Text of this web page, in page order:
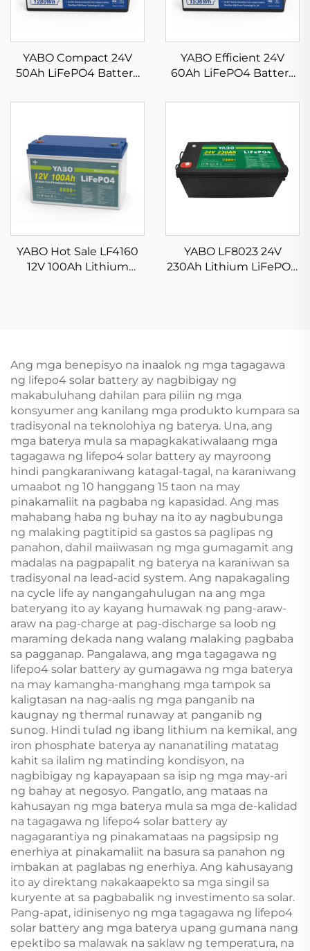
YABO Compact 24V
50Ah LiFePO4 Battery
Iron Phosphate Battery
Generator, at Portable
Power System
YABO Efficient 24V
60Ah LiFePO4 Battery
Lithium Iron Phosphate
Solar Storage
YABO Hot Sale LF4160
12V 100Ah Lithium
YABO LF8023 24V
230Ah Lithium LiFePO4
Ang mga benepisyo na inaalok ng mga tagagawa
ng lifepo4 solar battery ay nagbibigay ng
makabuluhang dahilan para piliin ng mga
konsyumer ang kanilang mga produkto kumpara sa
tradisyonal na teknolohiya ng baterya. Una, ang
mga baterya mula sa mapagkakatiwalaang mga
tagagawa ng lifepo4 solar battery ay mayroong
hindi pangkaraniwang katagal-tagal, na karaniwang
umaabot ng 10 hanggang 15 taon na may
pinakamaliit na pagbaba ng kapasidad. Ang mas
mahabang haba ng buhay na ito ay nagbubunga
ng malaking pagtitipid sa gastos sa paglipas ng
panahon, dahil maiiwasan ng mga gumagamit ang
madalas na pagpapalit ng baterya na karaniwan sa
tradisyonal na lead-acid system. Ang napakagaling
na cycle life ay nangangahulugan na ang mga
bateryang ito ay kayang humawak ng pang-araw-
araw na pag-charge at pag-discharge sa loob ng
maraming dekada nang walang malaking pagbaba
sa pagganap. Pangalawa, ang mga tagagawa ng
lifepo4 solar battery ay gumagawa ng mga baterya
na may kamangha-manghang mga tampok sa
kaligtasan na nag-aalis ng mga panganib na
kaugnay ng thermal runaway at panganib ng
sunog. Hindi tulad ng ibang lithium na kemikal, ang
iron phosphate baterya ay nananatiling matatag
kahit sa ilalim ng matinding kondisyon, na
nagbibigay ng kapayapaan sa isip ng mga may-ari
ng bahay at negosyo. Pangatlo, ang mataas na
kahusayan ng mga baterya mula sa mga de-kalidad
na tagagawa ng lifepo4 solar battery ay
nagagarantiya ng pinakamataas na pagsipsip ng
enerhiya at pinakamaliit na basura sa panahon ng
imbakan at paglabas ng enerhiya. Ang kahusayang
ito ay direktang nakakaapekto sa mga singil sa
kuryente at sa pagbabalik ng investimento sa solar.
Pang-apat, idinisenyo ng mga tagagawa ng lifepo4
solar battery ang mga baterya upang gumana nang
epektibo sa malawak na saklaw ng temperatura, na